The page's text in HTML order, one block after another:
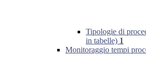
Tipologie di
in tabelle) 1
Monitoraggio tempi